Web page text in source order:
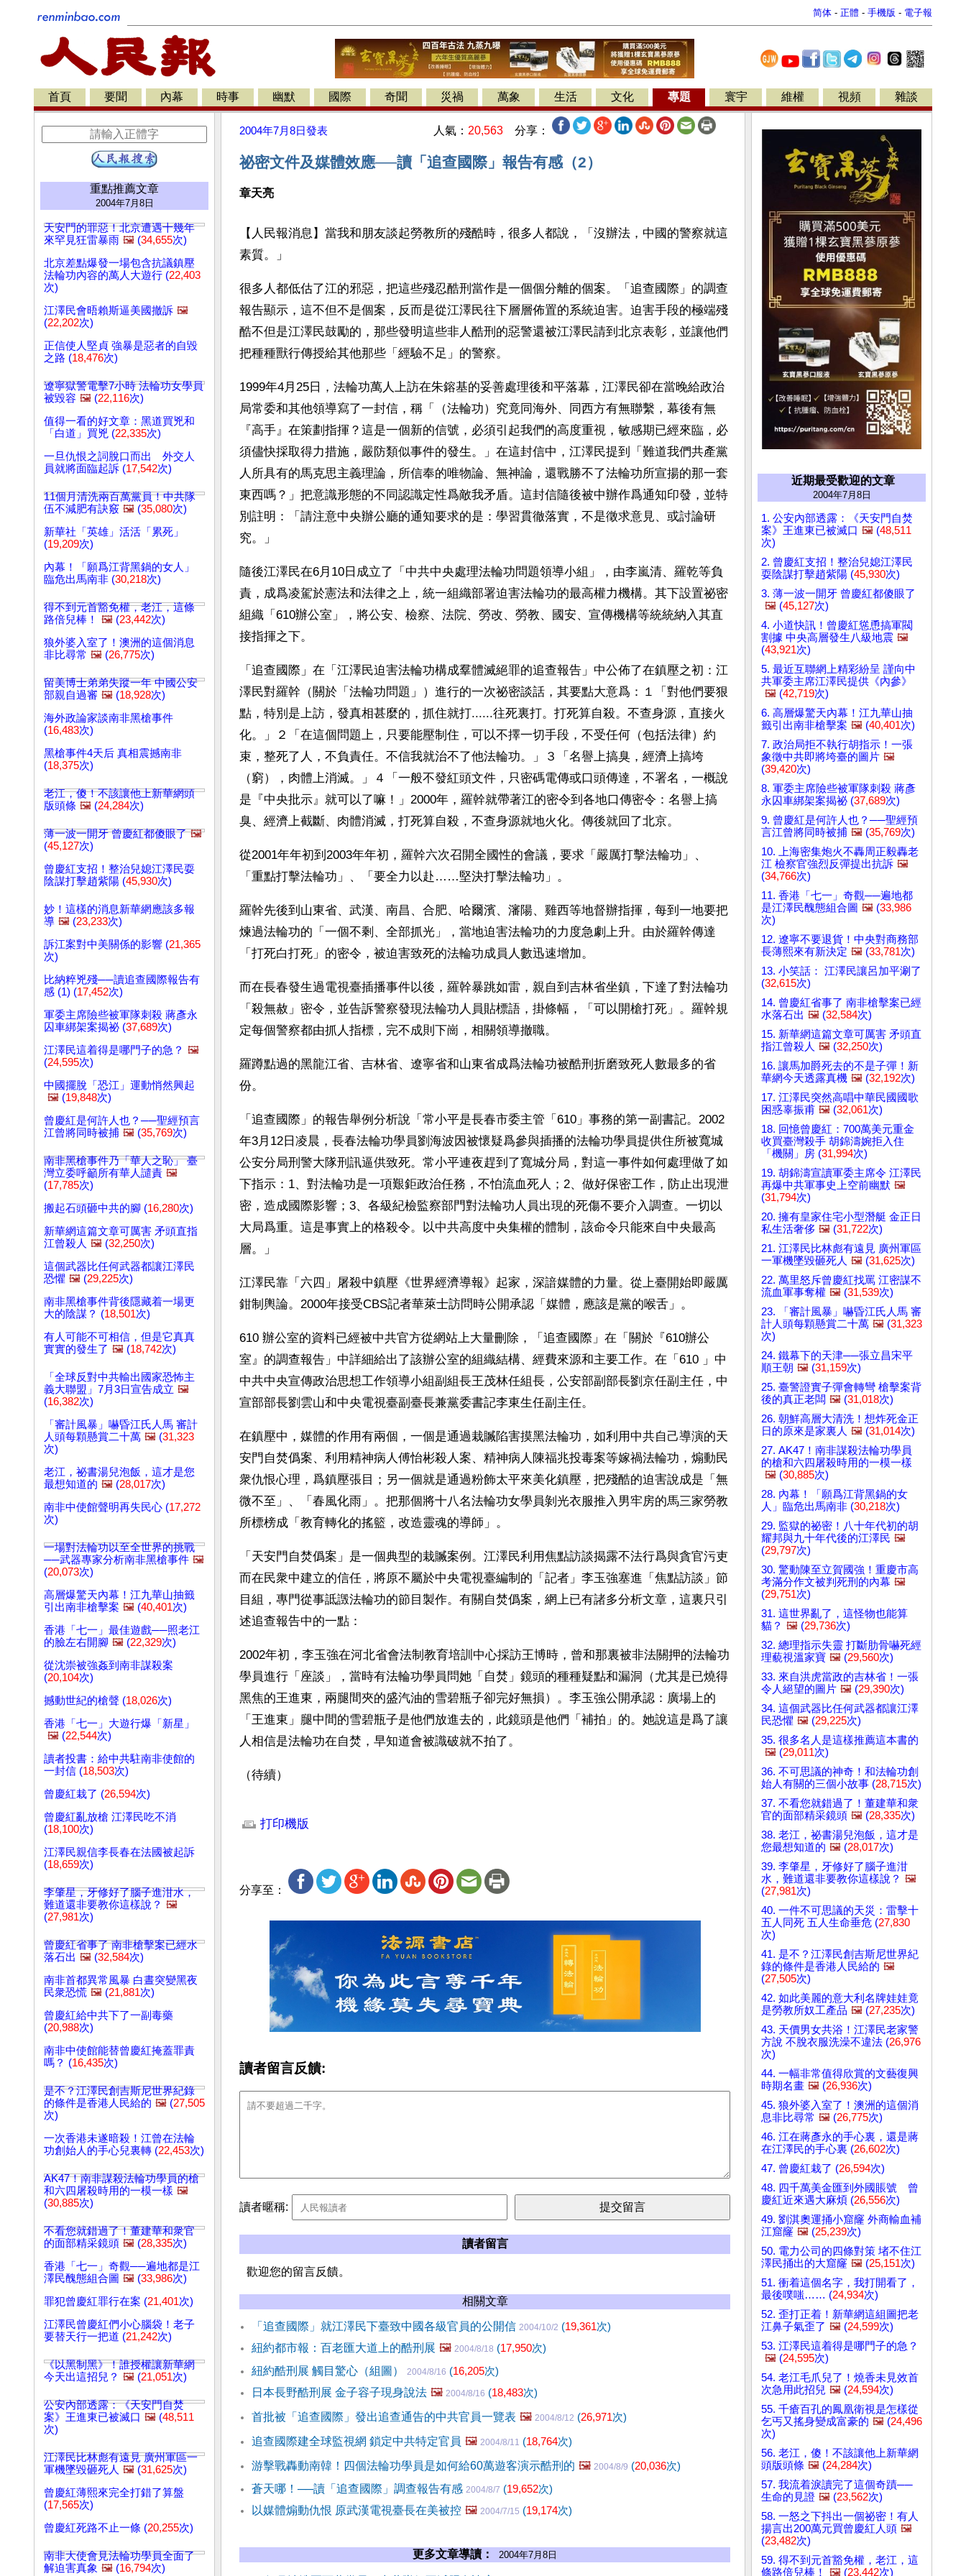
简体 - 正體 - 手機版 - 電子報
首頁 要聞 內幕 時事 幽默 國際 奇聞 災禍 萬象 生活 文化 專題 寰宇 維權 視頻 雜談
重點推薦文章
2004年7月8日
天安門的罪惡！北京遭遇十幾年
來罕見狂雷暴雨 🖼️ (34,655次)
北京差點爆發一場包含抗議鎮壓
法輪功內容的萬人大遊行 (22,403
次)
江澤民會晤賴斯逼美國撤訴 🖼️
(22,202次)
正信使人堅貞 強暴是惡者的自毀
之路 (18,476次)
遼寧獄警電擊7小時 法輪功女學員
被毀容 🖼️ (22,116次)
值得一看的好文章：黑道買兇和
「白道」買兇 (22,335次)
一旦仇恨之詞脫口而出 外交人
員就將面臨起訴 (17,542次)
11個月清洗兩百萬黨員！中共隊
伍不減肥有訣竅 🖼️ (35,080次)
新華社「英雄」活活「累死」
(19,209次)
內幕！「願爲江背黑鍋的女人」
臨危出馬南非 (30,218次)
得不到元首豁免權，老江，這條
路倍兒棒！
🖼️ (23,442次)
狼外婆入室了！澳洲的這個消息
非比尋常 🖼️ (26,775次)
留美博士弟弟失蹤一年 中國公安
部親自過審 🖼️ (18,928次)
海外政論家談南非黑槍事件
(16,483次)
黑槍事件4天后 真相震撼南非
(18,375次)
老江，傻！不該讓他上新華網頭
版頭條 🖼️ (24,284次)
薄一波一開牙 曾慶紅都傻眼了 🖼️
(45,127次)
曾慶紅支招！整治兒媳江澤民耍
陰謀打擊趙紫陽 (45,930次)
妙！這樣的消息新華網應該多報
導 🖼️ (23,233次)
訴江案對中美關係的影響 (21,365
次)
比納粹兇殘──讀追查國際報告有
感 (1) (17,452次)
軍委主席險些被軍隊刺殺 蔣彥永
囚車綁架案揭祕 (37,689次)
江澤民這着得是哪門子的急？ 🖼️
(24,595次)
中國擺脫「恐江」運動悄然興起
🖼️ (19,848次)
曾慶紅是何許人也？──聖經預言
江曾將同時被捕 🖼️ (35,769次)
南非黑槍事件乃「華人之恥」 臺
灣立委呼籲所有華人譴責 🖼️
(17,785次)
搬起石頭砸中共的腳 (16,280次)
新華網這篇文章可厲害 矛頭直指
江曾殺人 🖼️ (32,250次)
這個武器比任何武器都讓江澤民
恐懼 🖼️ (29,225次)
南非黑槍事件背後隱藏着一場更
大的陰謀？ (18,501次)
有人可能不可相信，但是它真真
實實的發生了 🖼️ (18,742次)
「全球反對中共輸出國家恐怖主
義大聯盟」7月3日宣告成立 🖼️
(16,382次)
「審計風暴」嚇昏江氏人馬 審計
人頭每顆懸賞二十萬 🖼️ (31,323
次)
老江，祕書湯兒泡飯，這才是您
最想知道的 🖼️ (28,017次)
南非中使館聲明再失民心 (17,272
次)
一場對法輪功以至全世界的挑戰
──武器專家分析南非黑槍事件 🖼️
(20,073次)
高層爆驚天內幕！江九華山抽籤
引出南非槍擊案 🖼️ (40,401次)
香港「七一」最佳遊戲──照老江
的臉左右開腳 🖼️ (22,329次)
從沈崇被強姦到南非謀殺案
(20,104次)
撼動世紀的槍聲 (18,026次)
香港「七一」大遊行爆「新星」
🖼️ (22,544次)
讀者投書：給中共駐南非使館的
一封信 (18,503次)
曾慶紅栽了 (26,594次)
曾慶紅亂放槍 江澤民吃不消
(18,100次)
江澤民親信李長春在法國被起訴
(18,659次)
李肇星，牙修好了腦子進泔水，
難道還非要教你這樣說？ 🖼️
(27,981次)
曾慶紅省事了 南非槍擊案已經水
落石出 🖼️ (32,584次)
南非首都異常風暴 白晝突變黑夜
民衆恐慌 🖼️ (21,881次)
曾慶紅給中共下了一副毒藥
(20,988次)
南非中使館能替曾慶紅掩蓋罪責
嗎？ (16,435次)
是不？江澤民創吉斯尼世界紀錄
的條件是香港人民給的 🖼️ (27,505
次)
一次香港未遂暗殺！江曾在法輪
功創始人的手心兒裏轉 (22,453次)
AK47！南非謀殺法輪功學員的槍
和六四屠殺時用的一模一樣 🖼️
(30,885次)
不看您就錯過了！董建華和衆官
的面部精采鏡頭 🖼️ (28,335次)
香港「七一」奇觀──遍地都是江
澤民醜態組合圖 🖼️ (33,986次)
罪犯曾慶紅罪行在案 (21,401次)
江澤民曾慶紅們小心腦袋！老子
要替天行一把道 (21,242次)
《以黑制黑》！誰授權讓新華網
今天出這招兒？ 🖼️ (21,051次)
公安內部透露：《天安門自焚
案》王進東已被滅口 🖼️ (48,511
次)
江澤民比林彪有遠見 廣州軍區一
軍機墜毀砸死人 🖼️ (31,625次)
曾慶紅薄熙來完全打錯了算盤
(17,565次)
曾慶紅死路不止一條 (20,255次)
南非大使會見法輪功學員全面了
解迫害真象 🖼️ (16,794次)
2004年7月8日發表 人氣： 20,563 分享：
祕密文件及媒體效應──讀「追查國際」報告有感（2）
章天亮
【人民報消息】當我和朋友談起勞教所的殘酷時，很多人都說，「沒辦法，中國的警察就這
素質。」
很多人都低估了江的邪惡，把這些殘忍酷刑當作是一個個分離的個案。「追查國際」的調查
報告顯示，這不但不是個案，反而是從江澤民往下層層佈置的系統迫害。迫害手段的極端殘
酷不但是江澤民鼓勵的，那些發明這些非人酷刑的惡警還被江澤民請到北京表彰，並讓他們
把種種獸行傳授給其他那些「經驗不足」的警察。
1999年4月25日，法輪功萬人上訪在朱鎔基的妥善處理後和平落幕，江澤民卻在當晚給政治
局常委和其他領導寫了一封信，稱「（法輪功）究竟同海外、同西方有無聯繫，幕後有無
『高手』在策劃指揮？這是一個新的信號，必須引起我們的高度重視，敏感期已經來臨，必
須儘快採取得力措施，嚴防類似事件的發生。」在這封信中，江澤民提到「難道我們共產黨
人所具有的馬克思主義理論，所信奉的唯物論、無神論，還戰勝不了法輪功所宣揚的那一套
東西嗎？」把意識形態的不同認識定性爲敵我矛盾。這封信隨後被中辦作爲通知印發，並特
別註明：「請注意中央辦公廳的通知要求的是：學習貫徹落實，不是徵求意見、或討論研
究。」
隨後江澤民在6月10日成立了「中共中央處理法輪功問題領導小組」，由李嵐清、羅乾等負
責，成爲凌駕於憲法和法律之上，統一組織部署迫害法輪功的最高權力機構。其下設置祕密
組織「610辦公室」，將公安、檢察、法院、勞改、勞教、國安、宣傳機構等統統納入其直
接指揮之下。
「追查國際」在「江澤民迫害法輪功構成羣體滅絕罪的追查報告」中公佈了在鎮壓之初：江
澤民對羅幹（關於「法輪功問題」）進行的一次祕密談話，其要點大意爲：１「對他們要狠
點，特別是上訪，發真相甚麼的，抓住就打......往死裏打。打死算自殺。不查身源，直接火
化。」２「在這個問題上，只要能壓制住，可以不擇一切手段，不受任何（包括法律）約
束，整死了人，不負責任。不信我就治不了他法輪功。」３「名譽上搞臭，經濟上搞垮
（窮），肉體上消滅。」４「一般不發紅頭文件，只密碼電傳或口頭傳達，不署名，一概說
是『中央批示』就可以了嘛！」2000年，羅幹就帶著江的密令到各地口傳密令：名譽上搞
臭、經濟上截斷、肉體消滅，打死算自殺，不查身源就地火化。傳後就回了北京。
從2001年年初到2003年年初，羅幹六次召開全國性的會議，要求「嚴厲打擊法輪功」、
「重點打擊法輪功」、「要全力以赴……堅決打擊法輪功」。
羅幹先後到山東省、武漢、南昌、合肥、哈爾濱、瀋陽、雞西等地督辦指揮，每到一地要把
煉過法輪功的「一個不剩、全部抓光」，當地迫害法輪功的力度急劇上升。由於羅幹傳達
「打死白打死」的密令，被迫害致死的法輪功成員人數迅速增加。
而在長春發生過電視臺插播事件以後，羅幹暴跳如雷，親自到吉林省坐鎮，下達了對法輪功
「殺無赦」密令，並告訴警察發現法輪功人員貼標語，掛條幅，「可以開槍打死」。羅幹規
定每個警察都由抓人指標，完不成則下崗，相關領導撤職。
羅蹲點過的黑龍江省、吉林省、遼寧省和山東省成爲法輪功被酷刑折磨致死人數最多的省
份。
「追查國際」的報告舉例分析說「常小平是長春市委主管「610」事務的第一副書記。2002
年3月12日凌晨，長春法輪功學員劉海波因被懷疑爲參與插播的法輪功學員提供住所被寬城
公安分局刑警大隊刑訊逼供致死。常小平連夜趕到了寬城分局，對這一事件如何處理做了如
下指示：1、對法輪功是一項艱鉅政治任務，不怕流血死人；2、做好保密工作，防止出現泄
密，造成國際影響；3、各級紀檢監察部門對法輪功人員出現的死傷不要介入調查。一切以
大局爲重。這是事實上的格殺令。以中共高度中央集權的體制，該命令只能來自中央最高
層。」
江澤民靠「六四」屠殺中鎮壓《世界經濟導報》起家，深諳媒體的力量。從上臺開始即嚴厲
鉗制輿論。2000年接受CBS記者華萊士訪問時公開承認「媒體，應該是黨的喉舌」。
610 辦公室的資料已經被中共官方從網站上大量刪除，「追查國際」在「關於『610辦公
室』的調查報告」中詳細給出了該辦公室的組織結構、經費來源和主要工作。在「610 」中
中共中央宣傳政治思想工作領導小組副組長王茂林任組長，公安部副部長劉京任副主任，中
宣部部長劉雲山和中央電視臺副臺長兼黨委書記李東生任副主任。
在鎮壓中，媒體的作用有兩個，一個是通過栽贓陷害摸黑法輪功，如利用中共自己導演的天
安門自焚僞案、利用精神病人傅怡彬殺人案、精神病人陳福兆投毒案等嫁禍法輪功，煽動民
衆仇恨心理，爲鎮壓張目；另一個就是通過粉飾太平來美化鎮壓，把殘酷的迫害說成是「無
微不至」、「春風化雨」。把那個將十八名法輪功女學員剝光衣服推入男牢房的馬三家勞教
所標榜成「教育轉化的搖籃，改造靈魂的導師」。
「天安門自焚僞案」是一個典型的栽贓案例。江澤民利用焦點訪談揭露不法行爲與貪官污吏
而在民衆中建立的信任，將原不屬於中央電視臺編制的「記者」李玉強塞進「焦點訪談」節
目組，專門從事詆譭法輪功的節目製作。有關自焚僞案，網上已有諸多分析文章，這裏只引
述追查報告中的一點：
2002年初，李玉強在河北省會法制教育培訓中心採訪王博時，曾和那裏被非法關押的法輪功
學員進行「座談」，當時有法輪功學員問她「自焚」鏡頭的種種疑點和漏洞（尤其是已燒得
黑焦的王進東，兩腿間夾的盛汽油的雪碧瓶子卻完好無損）。李玉強公開承認：廣場上的
「王進東」腿中間的雪碧瓶子是他們放進去的，此鏡頭是他們「補拍」的。她說這是爲了讓
人相信是法輪功在自焚，早知道會被識破就不拍了。
（待續）
打印機版
分享至：
讀者留言反饋:
讀者暱稱:
讀者留言
歡迎您的留言反饋。
相關文章
「追查國際」就江澤民下臺致中國各級官員的公開信 2004/10/2 (19,361次)
紐約都市報：百老匯大道上的酷刑展 🖼️ 2004/8/18 (17,950次)
紐約酷刑展 觸目驚心（組圖）
2004/8/16 (16,205次)
日本長野酷刑展 金子容子現身說法 🖼️ 2004/8/16 (18,483次)
首批被「追查國際」發出追查通告的中共官員一覽表 🖼️ 2004/8/12 (26,971次)
追查國際建全球監視網 鎖定中共特定官員 🖼️ 2004/8/11 (18,764次)
游擊戰轟動南韓！四個法輪功學員是如何給60萬遊客演示酷刑的 🖼️ 2004/8/9 (20,036次)
蒼天哪！──讀「追查國際」調查報告有感 2004/8/7 (19,652次)
以媒體煽動仇恨 原武漢電視臺長在美被控 🖼️ 2004/7/15 (19,174次)
更多文章導讀： 2004年7月8日
近期最受歡迎的文章
2004年7月8日
1. 公安內部透露：《天安門自焚
案》王進東已被滅口 🖼️ (48,511
次)
2. 曾慶紅支招！整治兒媳江澤民
耍陰謀打擊趙紫陽 (45,930次)
3. 薄一波一開牙 曾慶紅都傻眼了
🖼️ (45,127次)
4. 小道快訊！曾慶紅慫恿搞軍閥
割據 中央高層發生八級地震 🖼️
(43,921次)
5. 最近互聯網上精彩紛呈 謹向中
共軍委主席江澤民提供《內參》
🖼️ (42,719次)
6. 高層爆驚天內幕！江九華山抽
籤引出南非槍擊案 🖼️ (40,401次)
7. 政治局拒不執行胡指示！一張
象徵中共即將垮臺的圖片 🖼️
(39,420次)
8. 軍委主席險些被軍隊刺殺 蔣彥
永囚車綁架案揭祕 (37,689次)
9. 曾慶紅是何許人也？──聖經預
言江曾將同時被捕 🖼️ (35,769次)
10. 上海密集炮火不轟周正毅轟老
江 檢察官強烈反彈提出抗訴 🖼️
(34,766次)
11. 香港「七一」奇觀──遍地都
是江澤民醜態組合圖 🖼️ (33,986
次)
12. 遼寧不要退貨！中央對商務部
長薄熙來有新決定 🖼️ (33,781次)
13. 小笑話： 江澤民讓呂加平涮了
(32,615次)
14. 曾慶紅省事了 南非槍擊案已經
水落石出 🖼️ (32,584次)
15. 新華網這篇文章可厲害 矛頭直
指江曾殺人 🖼️ (32,250次)
16. 讓馬加爵死去的不是子彈！新
華網今天透露真機 🖼️ (32,192次)
17. 江澤民突然高唱中華民國國歌
困惑辜振甫 🖼️ (32,061次)
18. 回憶曾慶紅：700萬美元重金
收買臺灣殺手 胡錦濤婉拒入住
「機關」房 (31,994次)
19. 胡錦濤宣讀軍委主席令 江澤民
再爆中共軍事史上空前幽默 🖼️
(31,794次)
20. 擁有皇家住宅小型潛艇 金正日
私生活奢侈 🖼️ (31,722次)
21. 江澤民比林彪有遠見 廣州軍區
一軍機墜毀砸死人 🖼️ (31,625次)
22. 萬里怒斥曾慶紅找罵 江密謀不
流血軍事奪權 🖼️ (31,539次)
23. 「審計風暴」嚇昏江氏人馬 審
計人頭每顆懸賞二十萬 🖼️ (31,323
次)
24. 鐵幕下的天津──張立昌宋平
順王朝 🖼️ (31,159次)
25. 臺警證實子彈會轉彎 槍擊案背
後的真正老闆 🖼️ (31,018次)
26. 朝鮮高層大清洗！想炸死金正
日的原來是家裏人 🖼️ (31,014次)
27. AK47！南非謀殺法輪功學員
的槍和六四屠殺時用的一模一樣
🖼️ (30,885次)
28. 內幕！「願爲江背黑鍋的女
人」臨危出馬南非 (30,218次)
29. 監獄的祕密！八十年代初的胡
耀邦與九十年代後的江澤民 🖼️
(29,797次)
30. 驚動陳至立賀國強！重慶市高
考滿分作文被判死刑的內幕 🖼️
(29,751次)
31. 這世界亂了，這怪物也能算
貓？ 🖼️ (29,736次)
32. 總理指示失靈 打斷肋骨嚇死經
理藐視溫家寶 🖼️ (29,560次)
33. 來自洪虎當政的吉林省！一張
令人絕望的圖片 🖼️ (29,390次)
34. 這個武器比任何武器都讓江澤
民恐懼 🖼️ (29,225次)
35. 很多名人是這樣推薦這本書的
🖼️ (29,011次)
36. 不可思議的神奇！和法輪功創
始人有關的三個小故事 (28,715次)
37. 不看您就錯過了！董建華和衆
官的面部精采鏡頭 🖼️ (28,335次)
38. 老江，祕書湯兒泡飯，這才是
您最想知道的 🖼️ (28,017次)
39. 李肇星，牙修好了腦子進泔
水，難道還非要教你這樣說？ 🖼️
(27,981次)
40. 一件不可思議的天災：雷擊十
五人同死 五人生命垂危 (27,830
次)
41. 是不？江澤民創吉斯尼世界紀
錄的條件是香港人民給的 🖼️
(27,505次)
42. 如此美麗的意大利名牌娃娃竟
是勞教所奴工產品 🖼️ (27,235次)
43. 天價男女共浴！江澤民老家警
方說 不脫衣服洗澡不違法 (26,976
次)
44. 一幅非常值得欣賞的文藝復興
時期名畫 🖼️ (26,936次)
45. 狼外婆入室了！澳洲的這個消
息非比尋常 🖼️ (26,775次)
46. 江在蔣彥永的手心裏，還是蔣
在江澤民的手心裏 (26,602次)
47. 曾慶紅栽了 (26,594次)
48. 四千萬美金匯到外國賬號 曾
慶紅近來遇大麻煩 (26,556次)
49. 劉淇奧運捅小窟窿 外商輸血補
江窟窿 🖼️ (25,239次)
50. 電力公司的四條對策 堵不住江
澤民捅出的大窟窿 🖼️ (25,151次)
51. 衝着這個名字，我打開看了，
最後噗嗤…… (24,934次)
52. 歪打正着！新華網這組圖把老
江鼻子氣歪了 🖼️ (24,599次)
53. 江澤民這着得是哪門子的急？
🖼️ (24,595次)
54. 老江毛爪兒了！燒香未見效首
次急用此招兒 🖼️ (24,594次)
55. 千瘡百孔的鳳凰衛視是怎樣從
乞丐又搖身變成富豪的 🖼️ (24,496
次)
56. 老江，傻！不該讓他上新華網
頭版頭條 🖼️ (24,284次)
57. 我流着淚讀完了這個奇蹟──
生命的見證 🖼️ (23,562次)
58. 一怒之下抖出一個祕密！有人
揚言出200萬元買曾慶紅人頭 🖼️
(23,482次)
59. 得不到元首豁免權，老江，這
條路倍兒棒！
🖼️ (23,442次)